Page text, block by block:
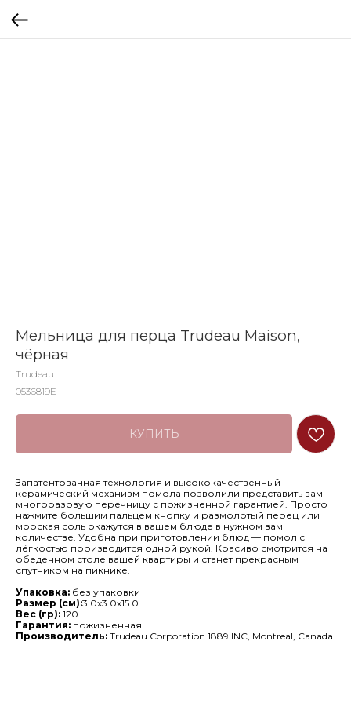
Мельница для перца Trudeau Maison,
чёрная
Trudeau
0536819E
КУПИТЬ
Запатентованная технология и высококачественный
керамический механизм помола позволили представить вам
многоразовую перечницу с пожизненной гарантией. Просто
нажмите большим пальцем кнопку и размолотый перец или
морская соль окажутся в вашем блюде в нужном вам
количестве. Удобна при приготовлении блюд — помол с
лёгкостью производится одной рукой. Красиво смотрится на
обеденном столе вашей квартиры и станет прекрасным
спутником на пикнике.
Упаковка: без упаковки
Размер (см):3.0х3.0х15.0
Вес (гр): 120
Гарантия: пожизненная
Производитель: Trudeau Corporation 1889 INC, Montreal, Canada.